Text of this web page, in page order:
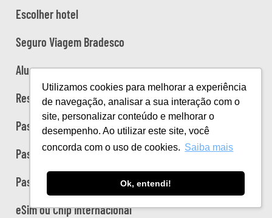
Utilizamos cookies para melhorar a experiência
de navegação, analisar a sua interação com o
site, personalizar conteúdo e melhorar o
desempenho. Ao utilizar este site, você
concorda com o uso de cookies. Saiba mais
Ok, entendi!
Escolher hotel
Seguro Viagem Bradesco
Alugar carro
Reservar trânsfer
Passagens de trem na Europa
Passeios no Brasil
Passeios na Europa
eSim ou Chip Internacional